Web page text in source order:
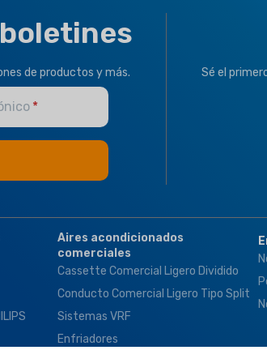
de productos y más. Sé el
Aires acondicionados
comerciales
Cassette Comercial Ligero Dividido
Conducto Comercial Ligero Tipo Split
Sistemas VRF
Enfriadores